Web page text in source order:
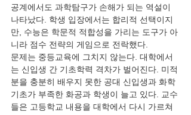
공계에서도 과학탐구가 손해가 되는 역설이
나타났다. 학생 입장에서는 합리적 선택이지
만, 수능은 학문적 적합성을 가리는 도구가 아
니라 점수 전략의 게임으로 전락했다.
문제는 중등교육에 그치지 않는다. 대학에서
는 신입생 간 기초학력 격차가 벌어진다. 미적
분을 충분히 배우지 못한 공대 신입생과 화학
기초가 부족한 화공과 학생이 늘고 있다. 교수
들은 고등학교 내용을 대학에서 다시 가르쳐